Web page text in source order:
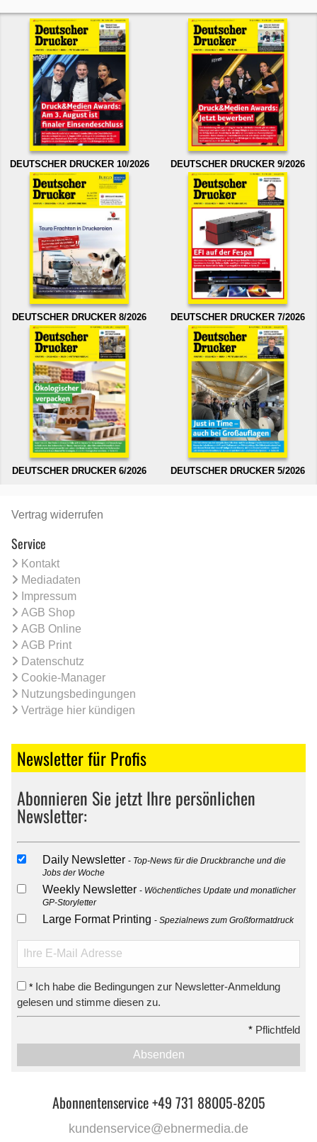
DEUTSCHER DRUCKER 10/2026 DEUTSCHER DRUCKER 9/2026
DEUTSCHER DRUCKER 8/2026 DEUTSCHER DRUCKER 7/2026
DEUTSCHER DRUCKER 6/2026 DEUTSCHER DRUCKER 5/2026
Vertrag widerrufen
Service
Kontakt
Mediadaten
Impressum
AGB Shop
AGB Online
AGB Print
Datenschutz
Cookie-Manager
Nutzungsbedingungen
Verträge hier kündigen
Newsletter für Profis
Abonnieren Sie jetzt Ihre persönlichen
Newsletter:
Daily Newsletter
Top-News für die Druckbranche und die
Jobs der Woche
Weekly Newsletter
Wöchentliches Update und monatlicher
GP-Storyletter
Large Format Printing Spezialnews zum Großformatdruck
* Ich habe die Bedingungen zur Newsletter-Anmeldung
gelesen und stimme diesen zu.
* Pflichtfeld
Absenden
Abonnentenservice +49 731 88005-8205
kundenservice@ebnermedia.de